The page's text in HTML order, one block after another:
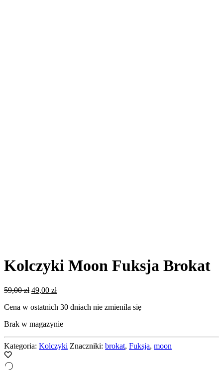
Kolczyki Moon Fuksja Brokat
59,00zł Pierwotna
wynosiła:
49,00 złAktualna
wynosi:
Cena w ostatnich 30 dniach nie zmieniła się
Brak w magazynie
Kategoria: Kolczyki Znaczniki: brokat, Fuksja, moon